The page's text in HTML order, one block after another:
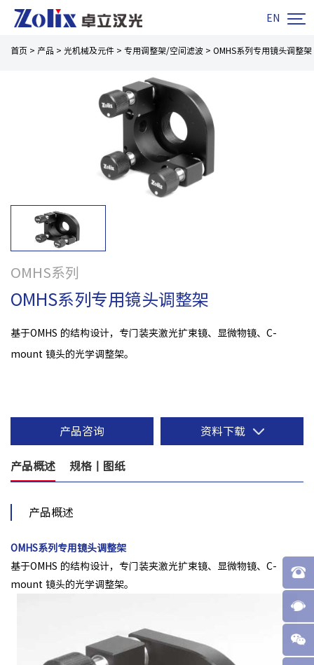
EN 
首页 > 产品 > 光机械及元件 > 专用调整架/空间滤波 > OMHS系列专用镜头调整架
OMHS系列
OMHS系列专用镜头调整架
基于OMHS 的结构设计，专门装夹激光扩束镜、显微物镜、C-
mount 镜头的光学调整架。
产品咨询 资料下载
产品概述 规格丨图纸
产品概述
OMHS系列专用镜头调整架
基于OMHS 的结构设计，专门装夹激光扩束镜、显微物镜、C-
mount 镜头的光学调整架。